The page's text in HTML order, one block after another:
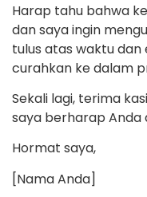
Harap tahu bahwa
dan saya ingin
tulus atas waktu
curahkan ke dalam
Sekali lagi, terima
saya berharap Anda
Hormat saya,
[Nama Anda]